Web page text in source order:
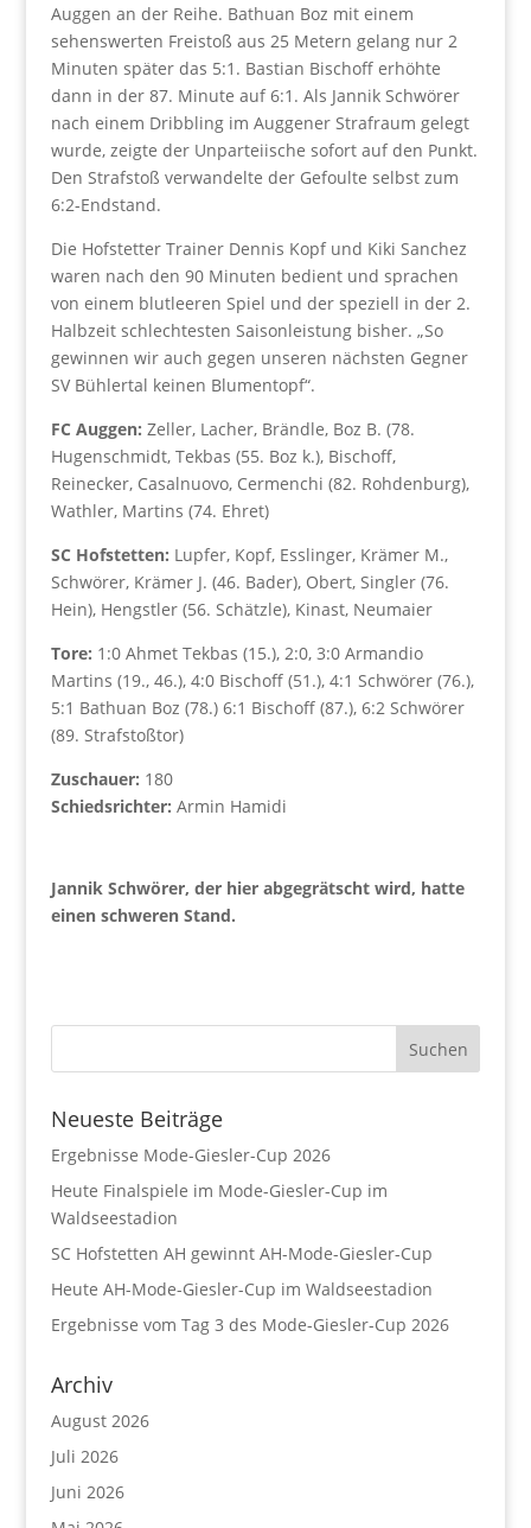
Auggen an der Reihe. Bathuan Boz mit einem
sehenswerten Freistoß aus 25 Metern gelang nur 2
Minuten später das 5:1. Bastian Bischoff erhöhte
dann in der 87. Minute auf 6:1. Als Jannik Schwörer
nach einem Dribbling im Auggener Strafraum gelegt
wurde, zeigte der Unparteiische sofort auf den Punkt.
Den Strafstoß verwandelte der Gefoulte selbst zum
6:2-Endstand.
Die Hofstetter Trainer Dennis Kopf und Kiki Sanchez
waren nach den 90 Minuten bedient und sprachen
von einem blutleeren Spiel und der speziell in der 2.
Halbzeit schlechtesten Saisonleistung bisher. „So
gewinnen wir auch gegen unseren nächsten Gegner
SV Bühlertal keinen Blumentopf“.
FC Auggen: Zeller, Lacher, Brändle, Boz B. (78.
Hugenschmidt, Tekbas (55. Boz k.), Bischoff,
Reinecker, Casalnuovo, Cermenchi (82. Rohdenburg),
Wathler, Martins (74. Ehret)
SC Hofstetten: Lupfer, Kopf, Esslinger, Krämer M.,
Schwörer, Krämer J. (46. Bader), Obert, Singler (76.
Hein), Hengstler (56. Schätzle), Kinast, Neumaier
Tore: 1:0 Ahmet Tekbas (15.), 2:0, 3:0 Armandio
Martins (19., 46.), 4:0 Bischoff (51.), 4:1 Schwörer (76.),
5:1 Bathuan Boz (78.) 6:1 Bischoff (87.), 6:2 Schwörer
(89. Strafstoßtor)
Zuschauer: 180
Schiedsrichter: Armin Hamidi
Jannik Schwörer, der hier abgegrätscht wird, hatte
einen schweren Stand.
Neueste Beiträge
Ergebnisse Mode-Giesler-Cup 2026
Heute Finalspiele im Mode-Giesler-Cup im
Waldseestadion
SC Hofstetten AH gewinnt AH-Mode-Giesler-Cup
Heute AH-Mode-Giesler-Cup im Waldseestadion
Ergebnisse vom Tag 3 des Mode-Giesler-Cup 2026
Archiv
August 2026
Juli 2026
Juni 2026